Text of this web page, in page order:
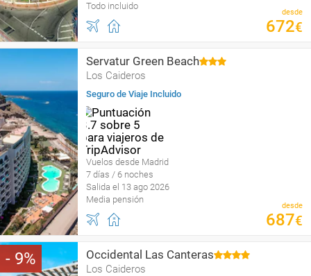
Todo incluido
desde
672€
Servatur Green Beach
Los Caideros
Seguro de Viaje Incluido
Vuelos desde Madrid
7 días / 6 noches
Salida el 13 ago 2026
Media pensión
desde
687€
9 Occidental Las Canteras
Los Caideros